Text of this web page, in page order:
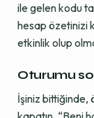
ile gelen kodu
hesap özetinizi
etkinlik olup
Oturumu
İşiniz